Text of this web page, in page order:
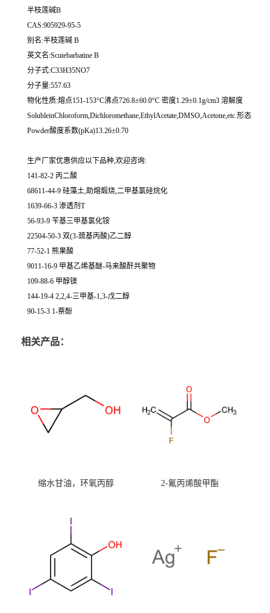
半枝莲碱B
CAS:905929-95-5
别名:半枝莲碱 B
英文名:Scutebarbatine B
分子式:C33H35NO7
分子量:557.63
物化性质:熔点151-153°C沸点726.8±60.0°C 密度1.29±0.1g/cm3 溶解度
SolubleinChloroform,Dichloromethane,EthylAcetate,DMSO,Acetone,etc.形态
Powder酸度系数(pKa)13.26±0.70
生产厂家优惠供应以下品种,欢迎咨询:
141-82-2 丙二酸
68611-44-9 硅藻土,助熔煅烧,二甲基氯硅烷化
1639-66-3 渗透剂T
56-93-9 苄基三甲基氯化铵
22504-50-3 双(3-巯基丙酸)乙二醇
77-52-1 熊果酸
9011-16-9 甲基乙烯基醚-马来酸酐共聚物
109-88-6 甲醇镁
144-19-4 2,2,4-三甲基-1,3-戊二醇
90-15-3 1-萘酚
相关产品：
缩水甘油，环氧丙醇 2-氟丙烯酸甲酯